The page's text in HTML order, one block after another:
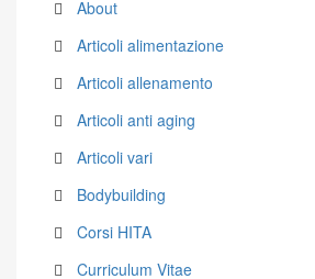
About
Articoli alimentazione
Articoli allenamento
Articoli anti aging
Articoli vari
Bodybuilding
Corsi HITA
Curriculum Vitae